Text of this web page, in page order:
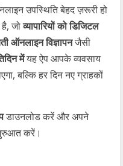
उपस्थिति बेहद ज़रूरी हो
है, जोव्यापारियों को डिजिटल
ऑनलाइन विज्ञापनजैसी
मेंयह ऐप आपके व्यवसाय
बल्कि हर दिन नए ग्राहकों
डाउनलोड करें और अपने
शुरुआत करें।